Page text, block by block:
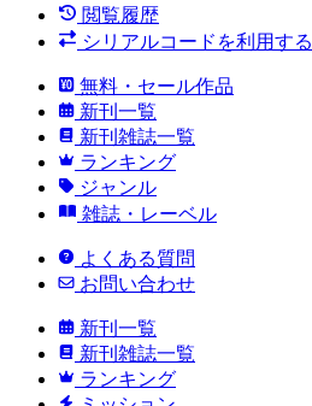
閲覧履歴
シリアルコードを利用する
無料・セール作品
新刊一覧
新刊雑誌一覧
ランキング
ジャンル
雑誌・レーベル
よくある質問
お問い合わせ
新刊一覧
新刊雑誌一覧
ランキング